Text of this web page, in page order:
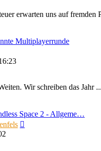
erwarten uns auf fremden
Multiplayerrunde
Wir schreiben das Jahr
Space 2 - Allgeme…